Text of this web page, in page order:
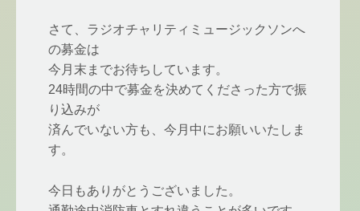
さて、ラジオチャリティミュージックソンへ
の募金は
今月末までお待ちしています。
24時間の中で募金を決めてくださった方で振
り込みが
済んでいない方も、今月中にお願いいたしま
す。
今日もありがとうございました。